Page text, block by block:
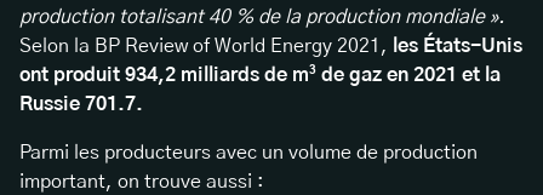
production totalisant 40 % de la production mondiale ».
Selon la BP Review of World Energy 2021,
les États-Unis
ont produit 934,2 milliards de m³ de gaz en 2021 et la
Russie 701.7.
Parmi les producteurs avec un volume de production
important, on trouve aussi :